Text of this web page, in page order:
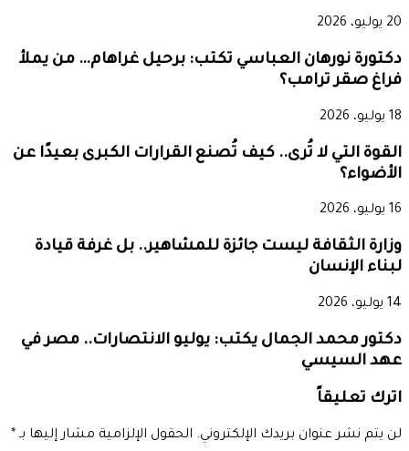
20 يوليو، 2026
دكتورة نورهان العباسي تكتب: برحيل غراهام… من يملأ
فراغ صقر ترامب؟
18 يوليو، 2026
القوة التي لا تُرى.. كيف تُصنع القرارات الكبرى بعيدًا عن
الأضواء؟
16 يوليو، 2026
وزارة الثقافة ليست جائزة للمشاهير.. بل غرفة قيادة
لبناء الإنسان
14 يوليو، 2026
دكتور محمد الجمال يكتب: يوليو الانتصارات.. مصر في
عهد السيسي
اترك تعليقاً
لن يتم نشر عنوان بريدك الإلكتروني. الحقول الإلزامية مشار إليها بـ *